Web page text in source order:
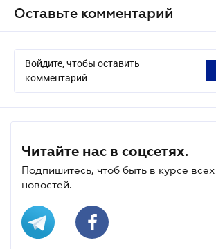
Оставьте комментарий
Войдите, чтобы оставить
комментарий
Читайте нас в соцсетях.
Подпишитесь, чтоб быть в курсе
новостей.